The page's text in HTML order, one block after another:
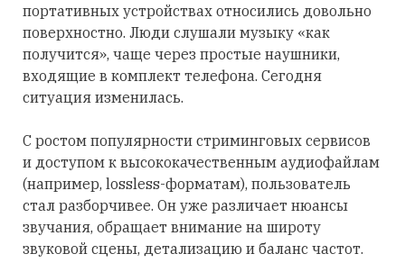
портативных устройствах относились довольно
поверхностно. Люди слушали музыку «как
получится», чаще через простые наушники,
входящие в комплект телефона. Сегодня
ситуация изменилась.
С ростом популярности стриминговых сервисов
и доступом к высококачественным аудиофайлам
(например, lossless-форматам), пользователь
стал разборчивее. Он уже различает нюансы
звучания, обращает внимание на широту
звуковой сцены, детализацию и баланс частот.